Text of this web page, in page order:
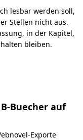
lesbar werden soll,
Stellen nicht aus.
in der Kapitel,
bleiben.
Buecher auf
Exporte